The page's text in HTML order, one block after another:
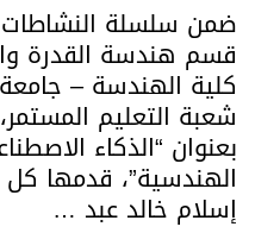
ضمن سلسلة النشاطات
قسم هندسة القدرة
كلية الهندسة –
شعبة التعليم
بعنوان “الذكاء
الهندسية”، قدمها
إسلام خالد عبد …